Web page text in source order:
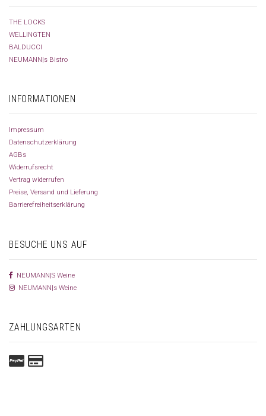
THE LOCKS
WELLINGTEN
BALDUCCI
NEUMANN|s Bistro
INFORMATIONEN
Impressum
Datenschutzerklärung
AGBs
Widerrufsrecht
Vertrag widerrufen
Preise, Versand und Lieferung
Barrierefreiheitserklärung
BESUCHE UNS AUF
NEUMANN|S Weine
NEUMANN|s Weine
ZAHLUNGSARTEN